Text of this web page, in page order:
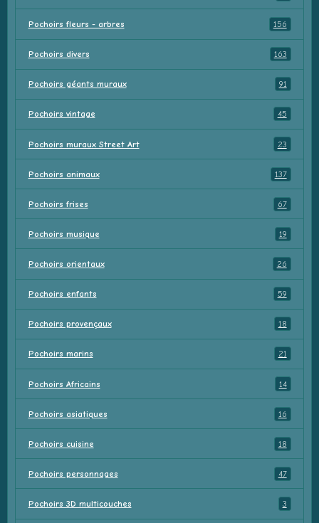
Pochoirs fleurs - arbres 156
Pochoirs divers 163
Pochoirs géants muraux 91
Pochoirs vintage 45
Pochoirs muraux Street Art 23
Pochoirs animaux 137
Pochoirs frises 67
Pochoirs musique 19
Pochoirs orientaux 26
Pochoirs enfants 59
Pochoirs provençaux 18
Pochoirs marins 21
Pochoirs Africains 14
Pochoirs asiatiques 16
Pochoirs cuisine 18
Pochoirs personnages 47
Pochoirs 3D multicouches 3